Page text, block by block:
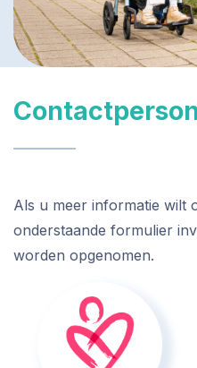
Als u meer informatie wilt
onderstaande formulier
worden opgenomen.